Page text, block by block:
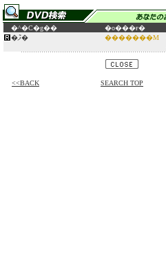
�^�C�g�� �o���ғ�
�ފ݉�
�������M
<<BACK SEARCH TOP